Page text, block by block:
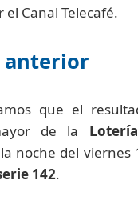
el Canal Telecafé.
anterior
que el
de la
noche del viernes
142.